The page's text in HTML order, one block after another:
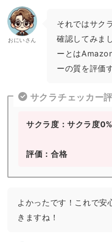
おにいさん
それではサク
確認してみま
ーとは
ーの質を評価
サクラチェッカー
サクラ度：サクラ度0%
評価：合格
よかったです！これで安
きますね！